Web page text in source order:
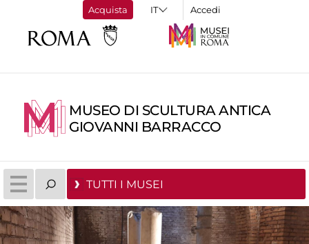
Acquista Accedi
MUSEO DI SCULTURA ANTICA
GIOVANNI BARRACCO
TUTTI I MUSEI